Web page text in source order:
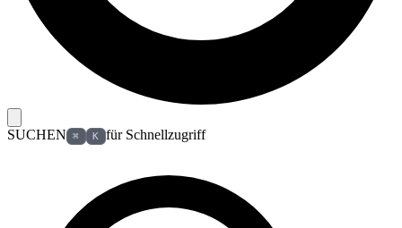
SUCHEN ⌘ K für Schnellzugriff